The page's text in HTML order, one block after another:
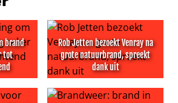
brand
tot
om brand Venray nog zeker tot
Rob Jetten bezoekt Venray na
grote natuurbrand, spreekt
dank uit
Rob Jetten bezoekt Venray